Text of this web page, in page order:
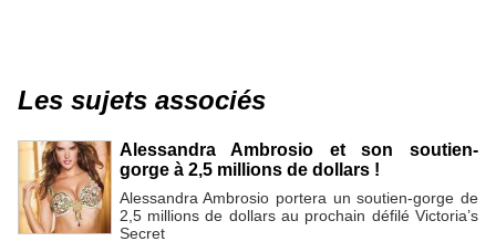
Les sujets associés
Alessandra Ambrosio et son soutien-
gorge à 2,5 millions de dollars !
Alessandra Ambrosio portera un soutien-gorge de
2,5 millions de dollars au prochain défilé Victoria’s
Secret